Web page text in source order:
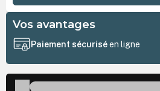
Vos avantages
Paiement sécuriséen ligne